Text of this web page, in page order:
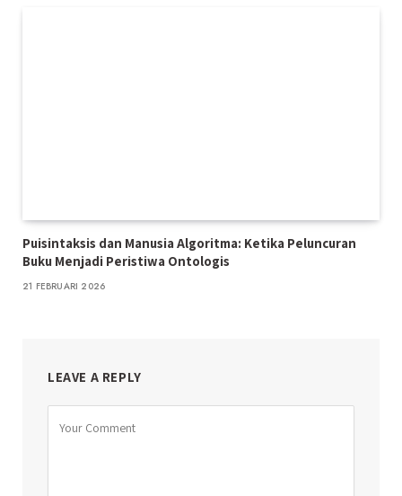
Puisintaksis dan Manusia Algoritma: Ketika Peluncuran
Buku Menjadi Peristiwa Ontologis
21 FEBRUARI 2026
LEAVE A REPLY